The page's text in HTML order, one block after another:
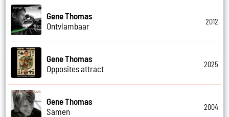
Gene Thomas
Ontvlambaar
2012
Gene Thomas
Opposites attract
2025
Gene Thomas
Samen
2004